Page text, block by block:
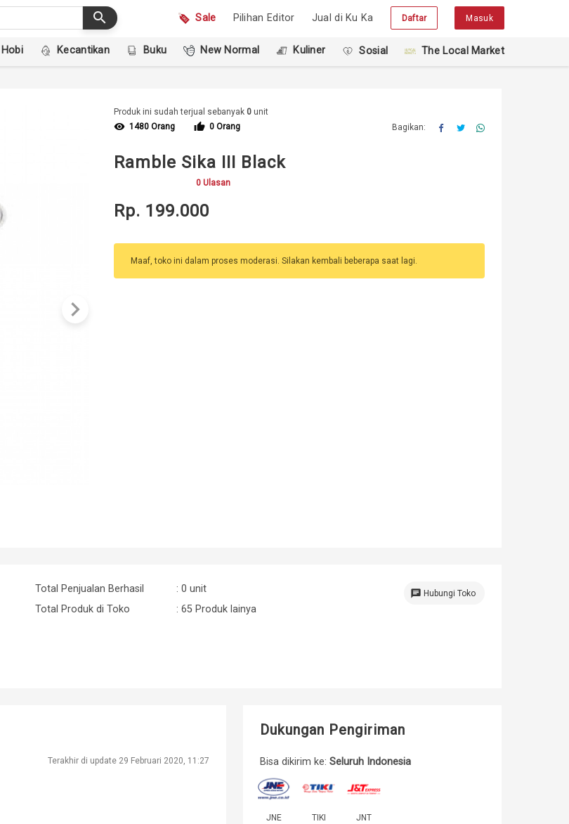
search Sale Pilihan Editor Jual di Ku Ka Daftar Masuk
Kecantikan Buku New Normal Kuliner Sosial The Local Market
keyboard_arrow_right
Produk ini sudah terjual sebanyak 0 unit
visibility 1480 Orang thumb_up 0 Orang Bagikan:
Ramble Sika III Black
0 Ulasan
Rp. 199.000
Maaf, toko ini dalam proses moderasi. Silakan kembali beberapa saat lagi.
Total Penjualan Berhasil
: 0 unit
Total Produk di Toko
: 65 Produk lainya
chat Hubungi Toko
Terakhir di update 29 Februari 2020, 11:27
Dukungan Pengiriman
Bisa dikirim ke:Seluruh Indonesia
JNE TIKI JNT